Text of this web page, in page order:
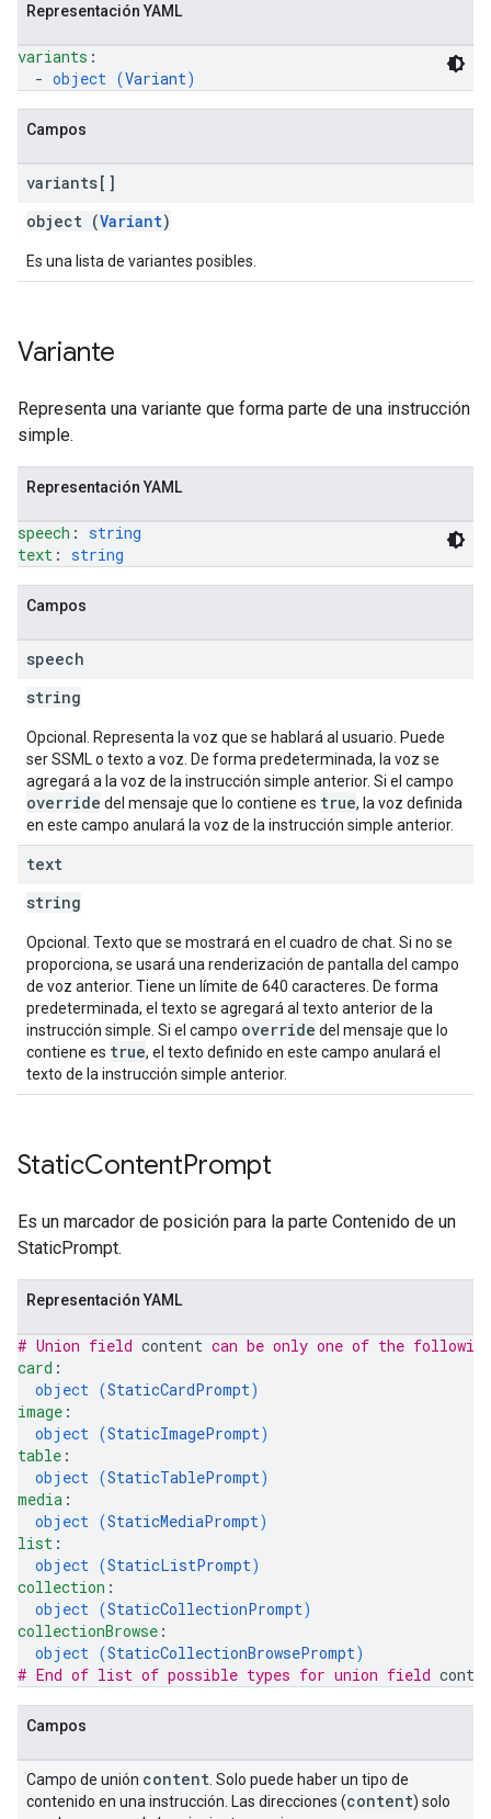
Representación YAML
variants :
  -
object (Variant)
Campos
variants[]
object (Variant)
Es una lista de variantes posibles.
Variante
Representa una variante que forma parte de una instrucción
simple.
Representación YAML
speech : string
text : string
Campos
speech
string
Opcional. Representa la voz que se hablará al usuario. Puede
ser SSML o texto a voz. De forma predeterminada, la voz se
agregará a la voz de la instrucción simple anterior. Si el campo
override del mensaje que lo contiene es true, la voz definida
en este campo anulará la voz de la instrucción simple anterior.
text
string
Opcional. Texto que se mostrará en el cuadro de chat. Si no se
proporciona, se usará una renderización de pantalla del campo
de voz anterior. Tiene un límite de 640 caracteres. De forma
predeterminada, el texto se agregará al texto anterior de la
instrucción simple. Si el campo override del mensaje que lo
contiene es true, el texto definido en este campo anulará el
texto de la instrucción simple anterior.
StaticContentPrompt
Es un marcador de posición para la parte Contenido de un
StaticPrompt.
Representación YAML
# Union field content can be only one of the
card :
object (StaticCardPrompt)
image :
object (StaticImagePrompt)
table :
object (StaticTablePrompt)
media :
object (StaticMediaPrompt)
list :
object (StaticListPrompt)
collection :
object (StaticCollectionPrompt)
collectionBrowse :
object (StaticCollectionBrowsePrompt)
# End of list of possible types for union field
Campos
Campo de unión content . Solo puede haber un tipo de
contenido en una instrucción. Las direcciones (content) solo